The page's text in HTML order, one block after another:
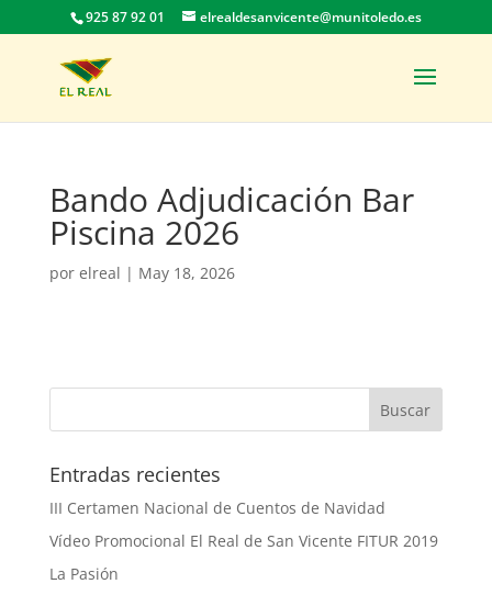
925 87 92 01 elrealdesanvicente@munitoledo.es
Bando Adjudicación Bar
Piscina 2026
por elreal | May 18, 2026
Entradas recientes
III Certamen Nacional de Cuentos de Navidad
Vídeo Promocional El Real de San Vicente FITUR 2019
La Pasión